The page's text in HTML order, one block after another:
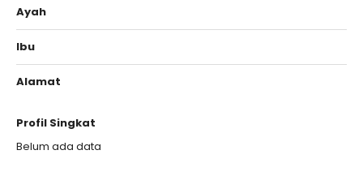
Ayah
Ibu
Alamat
Profil Singkat
Belum ada data